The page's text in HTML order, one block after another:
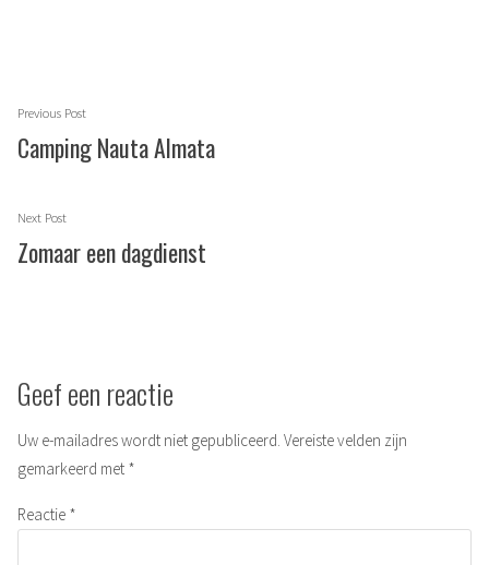
Berichtnavigatie
Previous PostPrevious
post:
Camping Nauta Almata
Next PostNext
post:
Zomaar een dagdienst
Geef een reactie
Uw e-mailadres wordt niet gepubliceerd. Vereiste velden zijn
gemarkeerd met *
Reactie *